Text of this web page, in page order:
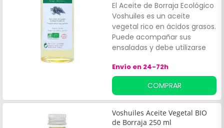
El Aceite de Borraja Ecológico
Voshuiles es un aceite
vegetal rico en ácidos grasos.
Puede acompañar sus
ensaladas y debe utilizarse
Agricultura Biológica FR-Bio 01.
Envío en 24-72h
COMPRAR
Voshuiles Aceite Vegetal BIO
de Borraja 250 ml